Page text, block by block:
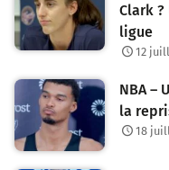
Clark
ligue
12
NBA –
la
18